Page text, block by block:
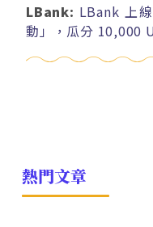
LBank: LBank 上
動」，瓜分 10,000
熱門文章